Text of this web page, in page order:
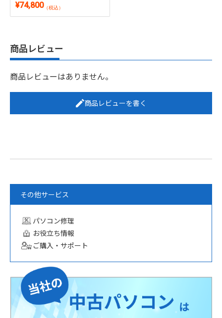
その他サービス
パソコン修理
お役立ち情報
ご購入・サポート
¥74,800（税込）
商品レビュー
商品レビューはありません。
商品レビューを書く